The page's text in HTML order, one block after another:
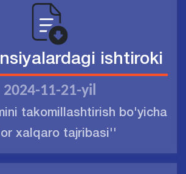
ishtiroki
2024-11-21-yil
takomillashtirish bo'yicha
xalqaro tajribasi''